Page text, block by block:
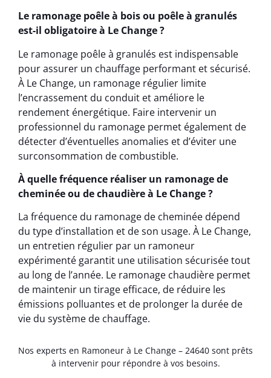
Le ramonage poêle à bois ou poêle à granulés
est-il obligatoire à Le Change ?
Le ramonage poêle à granulés est indispensable
pour assurer un chauffage performant et sécurisé.
À Le Change, un ramonage régulier limite
l’encrassement du conduit et améliore le
rendement énergétique. Faire intervenir un
professionnel du ramonage permet également de
détecter d’éventuelles anomalies et d’éviter une
surconsommation de combustible.
À quelle fréquence réaliser un ramonage de
cheminée ou de chaudière à Le Change ?
La fréquence du ramonage de cheminée dépend
du type d’installation et de son usage. À Le Change,
un entretien régulier par un ramoneur
expérimenté garantit une utilisation sécurisée tout
au long de l’année. Le ramonage chaudière permet
de maintenir un tirage efficace, de réduire les
émissions polluantes et de prolonger la durée de
vie du système de chauffage.
Nos experts en Ramoneur à Le Change – 24640 sont prêts
à intervenir pour répondre à vos besoins.